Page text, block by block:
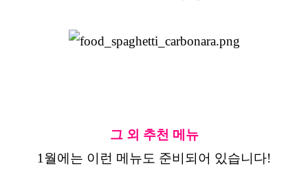
그 외 추천 메뉴
1월에는 이런 메뉴도 준비되어 있습니다!